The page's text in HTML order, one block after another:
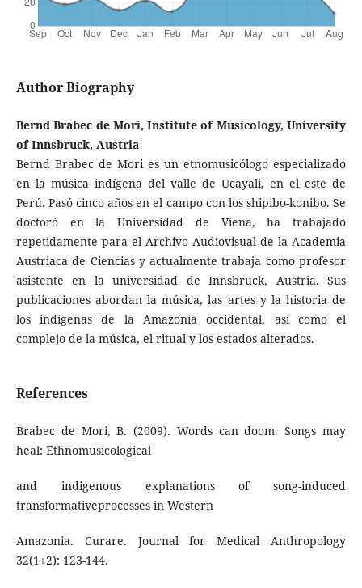
Author Biography
Bernd Brabec de Mori, Institute of Musicology, University
of Innsbruck, Austria
Bernd Brabec de Mori es un etnomusicólogo especializado
en la música indígena del valle de Ucayali, en el este de
Perú. Pasó cinco años en el campo con los shipibo-konibo. Se
doctoró en la Universidad de Viena, ha trabajado
repetidamente para el Archivo Audiovisual de la Academia
Austriaca de Ciencias y actualmente trabaja como profesor
asistente en la universidad de Innsbruck, Austria. Sus
publicaciones abordan la música, las artes y la historia de
los indígenas de la Amazonía occidental, así como el
complejo de la música, el ritual y los estados alterados.
References
Brabec de Mori, B. (2009). Words can doom. Songs may
heal: Ethnomusicological
and indigenous explanations of song-induced
transformativeprocesses in Western
Amazonia. Curare. Journal for Medical Anthropology
32(1+2): 123-144.